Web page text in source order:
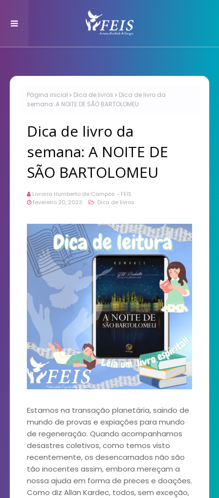
Página inicial Dica de livros
Dica de livro da
semana: A NOITE DE SÃO BARTOLOMEU
Dica de livro da
semana: A NOITE DE
SÃO BARTOLOMEU
Livraria Humberto de Campos - FEIS
fevereiro 20, 2023
Dica de livros
Estamos na transação planetária, saindo de
mundo de provas e expiações para mundo
de regeneração. Quando acompanhamos
desastres coletivos, como temos visto
recentemente, os desencarnados não são
tão inocentes assim, embora mereçam a
nossa ajuda em forma de preces e doações.
Como diz Allan Kardec, todos, sem exceção,